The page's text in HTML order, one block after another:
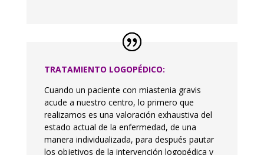
TRATAMIENTO LOGOPÉDICO:
Cuando un paciente con miastenia gravis
acude a nuestro centro, lo primero que
realizamos es una valoración exhaustiva del
estado actual de la enfermedad, de una
manera individualizada, para después pautar
los objetivos de la intervención logopédica y